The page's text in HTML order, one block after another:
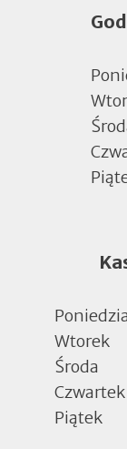
Wtorek
Środa
Czwartek
Piątek